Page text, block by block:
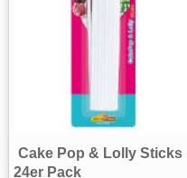
Cake Pop & Lolly Sticks
24er Pack